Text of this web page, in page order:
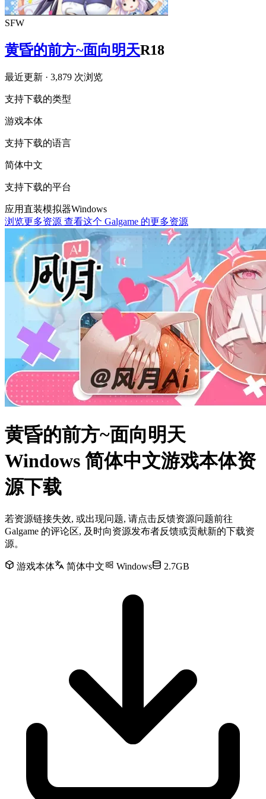
SFW
黄昏的前方~面向明天R18
最近更新 · 3,879 次浏览
支持下载的类型
游戏本体
支持下载的语言
简体中文
支持下载的平台
应用直装模拟器Windows
浏览更多资源 查看这个 Galgame 的更多资源
黄昏的前方~面向明天
Windows 简体中文游戏本体资
源下载
若资源链接失效, 或出现问题, 请点击反馈资源问题前往
Galgame 的评论区, 及时向资源发布者反馈或贡献新的下载资
源。
游戏本体 简体中文 Windows 2.7GB